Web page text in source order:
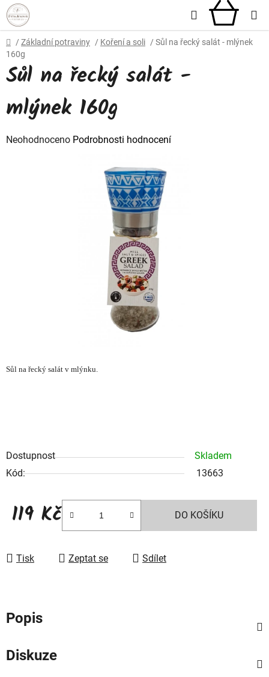
Přejít
na
obsah
Hledat
Domů
/ Základní potraviny / Koření a soli / Sůl na řecký salát - mlýnek
160g
Sůl na řecký salát v mlýnku.
Dostupnost
Skladem
Kód:
13663
119 Kč DO KOŠÍKU
Tisk Zeptat se Sdílet
Sůl na řecký salát -
mlýnek 160g
Průměrné
Neohodnoceno Podrobnosti hodnocení
Popis
Diskuze